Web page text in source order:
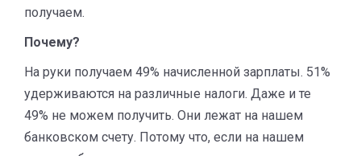
получаем.
Почему?
На руки получаем 49% начисленной зарплаты. 51%
удерживаются на различные налоги. Даже и те
49% не можем получить. Они лежат на нашем
банковском счету. Потому что, если на нашем